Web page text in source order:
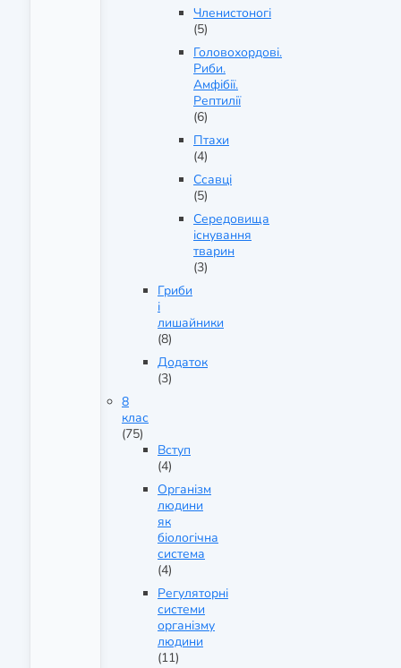
Членистоногі
(5)
Головохордові.
Риби.
Амфібії.
Рептилії
(6)
Птахи
(4)
Ссавці
(5)
Середовища
існування
тварин
(3)
Гриби
і
лишайники
(8)
Додаток
(3)
8
клас
(75)
Вступ
(4)
Організм
людини
як
біологічна
система
(4)
Регуляторні
системи
організму
людини
(11)